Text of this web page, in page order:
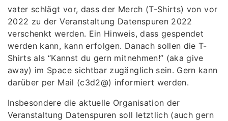
vater schlägt vor, dass der Merch (T-Shirts) von vor
2022 zu der Veranstaltung Datenspuren 2022
verschenkt werden. Ein Hinweis, dass gespendet
werden kann, kann erfolgen. Danach sollen die T-
Shirts als “Kannst du gern mitnehmen!” (aka give
away) im Space sichtbar zugänglich sein. Gern kann
darüber per Mail (c3d2@) informiert werden.
Insbesondere die aktuelle Organisation der
Veranstaltung Datenspuren soll letztlich (auch gern